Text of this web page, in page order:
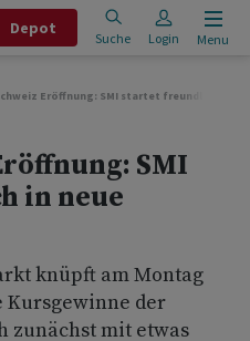
Depot
Suche Login Menu
Eröffnung: SMI startet freundlich in
SMI
in neue
knüpft am Montag
Kursgewinne der
zunächst mit etwas